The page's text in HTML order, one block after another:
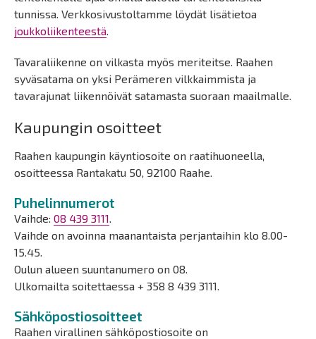
tunnissa. Verkkosivustoltamme löydät lisätietoa
joukkoliikenteestä.
Tavaraliikenne on vilkasta myös meriteitse. Raahen
syväsatama on yksi Perämeren vilkkaimmista ja
tavarajunat liikennöivät satamasta suoraan maailmalle.
Kaupungin osoitteet
Raahen kaupungin käyntiosoite on raatihuoneella,
osoitteessa Rantakatu 50, 92100 Raahe.
Puhelinnumerot
Vaihde: 08 439 3111.
Vaihde on avoinna maanantaista perjantaihin klo 8.00-
15.45.
Oulun alueen suuntanumero on 08.
Ulkomailta soitettaessa + 358 8 439 3111.
Sähköpostiosoitteet
Raahen virallinen sähköpostiosoite on